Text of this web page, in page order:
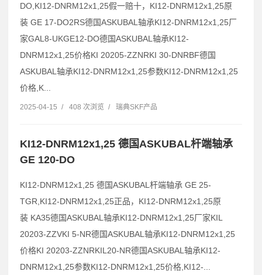
DO,KI12-DNRM12x1,25假一赔十，KI12-DNRM12x1,25原
装 GE 17-DO2RS德国ASKUBAL轴承KI12-DNRM12x1,25厂
家GAL8-UKGE12-DO德国ASKUBAL轴承KI12-
DNRM12x1,25价格KI 20205-ZZNRKI 30-DNRBF德国
ASKUBAL轴承KI12-DNRM12x1,25参数KI12-DNRM12x1,25
价格,K...
2025-04-15 / 408 次浏览 / 瑞典SKF产品
KI12-DNRM12x1,25 德国ASKUBAL杆端轴承
GE 120-DO
KI12-DNRM12x1,25 德国ASKUBAL杆端轴承 GE 25-
TGR,KI12-DNRM12x1,25正品，KI12-DNRM12x1,25原
装 KA35德国ASKUBAL轴承KI12-DNRM12x1,25厂家KIL
20203-ZZVKI 5-NR德国ASKUBAL轴承KI12-DNRM12x1,25
价格KI 20203-ZZNRKIL20-NR德国ASKUBAL轴承KI12-
DNRM12x1,25参数KI12-DNRM12x1,25价格,KI12-...